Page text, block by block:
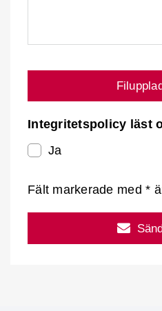
Integritetspolicy läst
Ja
Fält markerade med *